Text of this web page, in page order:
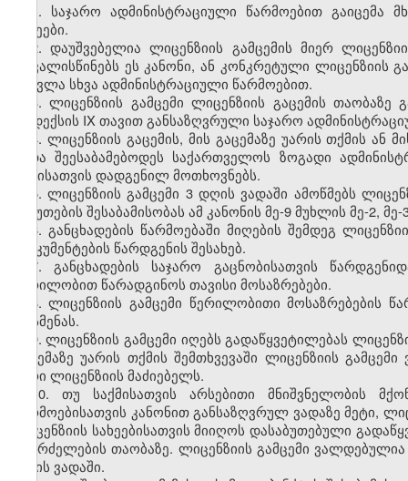
1. საჯარო ადმინისტრაციული წარმოებით გაიცემა
სახეები.
2. დაუშვებელია ლიცენზიის გამცემის მიერ
ითვალისწინებს ეს კანონი, ან კონკრეტული ლიცენზიის
შეცვლა სხვა ადმინისტრაციული წარმოებით.
3. ლიცენზიის გამცემი ლიცენზიის გაცემის
კოდექსის IX თავით განსაზღვრული საჯარო
4. ლიცენზიის გაცემის, მის გაცემაზე უარის თქმის ან
უნდა შეესაბამებოდეს საქართველოს ზოგადი
აქტისათვის დადგენილ მოთხოვნებს.
5. ლიცენზიის გამცემი 3 დღის ვადაში ამოწმებს
საბუთების შესაბამისობას ამ კანონის მე-9 მუხლის მე-2,
6. განცხადების წარმოებაში მიღების შემდეგ
დოკუმენტების წარდგენის შესახებ.
7. განცხადების საჯარო გაცნობისათვის
წერილობით წარადგინოს თავისი მოსაზრებები.
8. ლიცენზიის გამცემი წერილობითი მოსაზრებების
მოსმენას.
9. ლიცენზიის გამცემი იღებს გადაწყვეტილებას
გაცემაზე უარის თქმის შემთხვევაში ლიცენზიის
უარი ლიცენზიის მაძიებელს.
10. თუ საქმისათვის არსებითი მნიშვნელობის
წარმოებისათვის კანონით განსაზღვრულ ვადაზე მეტი,
ლიცენზიის სახეებისათვის მიიღოს დასაბუთებული
გაგრძელების თაობაზე. ლიცენზიის გამცემი
დღის ვადაში.